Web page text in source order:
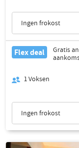
Ingen frokost
Flex deal
Gratis
1Voksen
Ingen frokost